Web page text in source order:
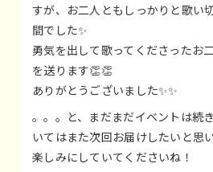
すが、お二人ともしっかりと歌い
間でした✨
勇気を出して歌ってくださったお
を送ります👏👏
ありがとうございました✨✨
。。。と、まだまだイベントは続
いてはまた次回お届けしたいと思
楽しみにしていてくださいね！